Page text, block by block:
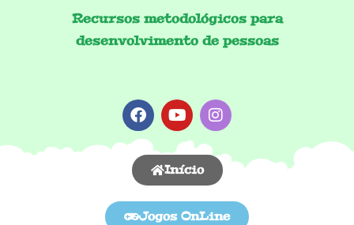
Recursos metodológicos para
desenvolvimento de pessoas
Início
Jogos OnLine